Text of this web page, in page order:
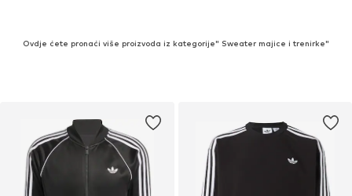
Ovdje ćete pronaći više proizvoda iz kategorije" Sweater majice i trenirke"